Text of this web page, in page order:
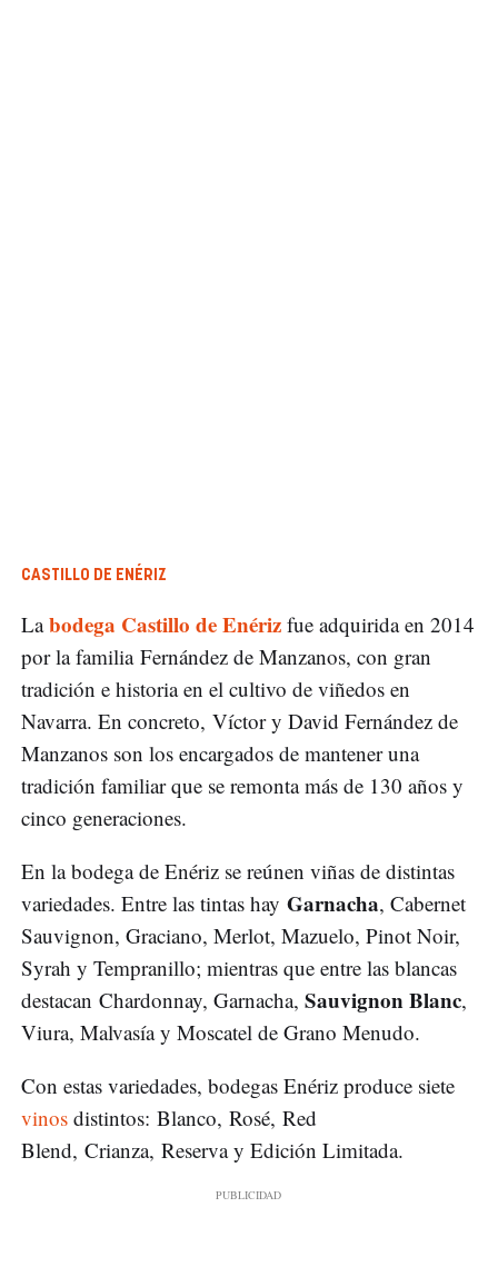
CASTILLO DE ENÉRIZ
La bodega Castillo de Enériz fue adquirida en 2014
por la familia Fernández de Manzanos, con gran
tradición e historia en el cultivo de viñedos en
Navarra. En concreto, Víctor y David Fernández de
Manzanos son los encargados de mantener una
tradición familiar que se remonta más de 130 años y
cinco generaciones.
En la bodega de Enériz se reúnen viñas de distintas
variedades. Entre las tintas hay Garnacha, Cabernet
Sauvignon, Graciano, Merlot, Mazuelo, Pinot Noir,
Syrah y Tempranillo; mientras que entre las blancas
destacan Chardonnay, Garnacha, Sauvignon Blanc,
Viura, Malvasía y Moscatel de Grano Menudo.
Con estas variedades, bodegas Enériz produce siete
vinos distintos: Blanco, Rosé, Red
Blend, Crianza, Reserva y Edición Limitada.